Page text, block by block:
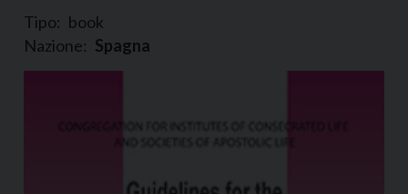
Tipo: book
Nazione: Spagna